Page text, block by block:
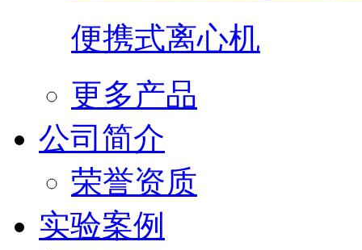
便携式离心机
更多产品
公司简介
荣誉资质
实验案例